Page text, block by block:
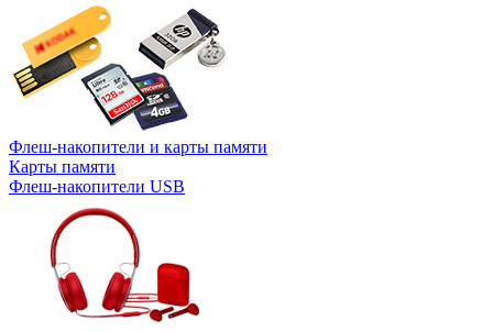
Флеш-накопители и карты памяти
Карты памяти
Флеш-накопители USB